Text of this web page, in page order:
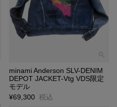
minami Anderson SLV-DENIM
DEPOT JACKET-Vtg VDS限定
モデル
¥69,300 税込